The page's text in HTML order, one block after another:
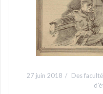
27 juin 2018 Des